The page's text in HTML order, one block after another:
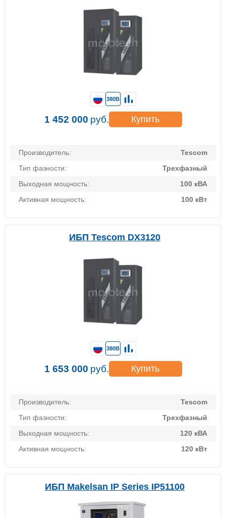
Производитель:
Tescom
Тип фазности:
Трехфазный
Выходная мощность:
100 кВА
Активная мощность:
100 кВт
380В
1 452 000 руб. Купить
ИБП Tescom DX3120
Производитель:
Tescom
Тип фазности:
Трехфазный
Выходная мощность:
120 кВА
Активная мощность:
120 кВт
380В
1 653 000 руб. Купить
ИБП Makelsan IP Series IP51100